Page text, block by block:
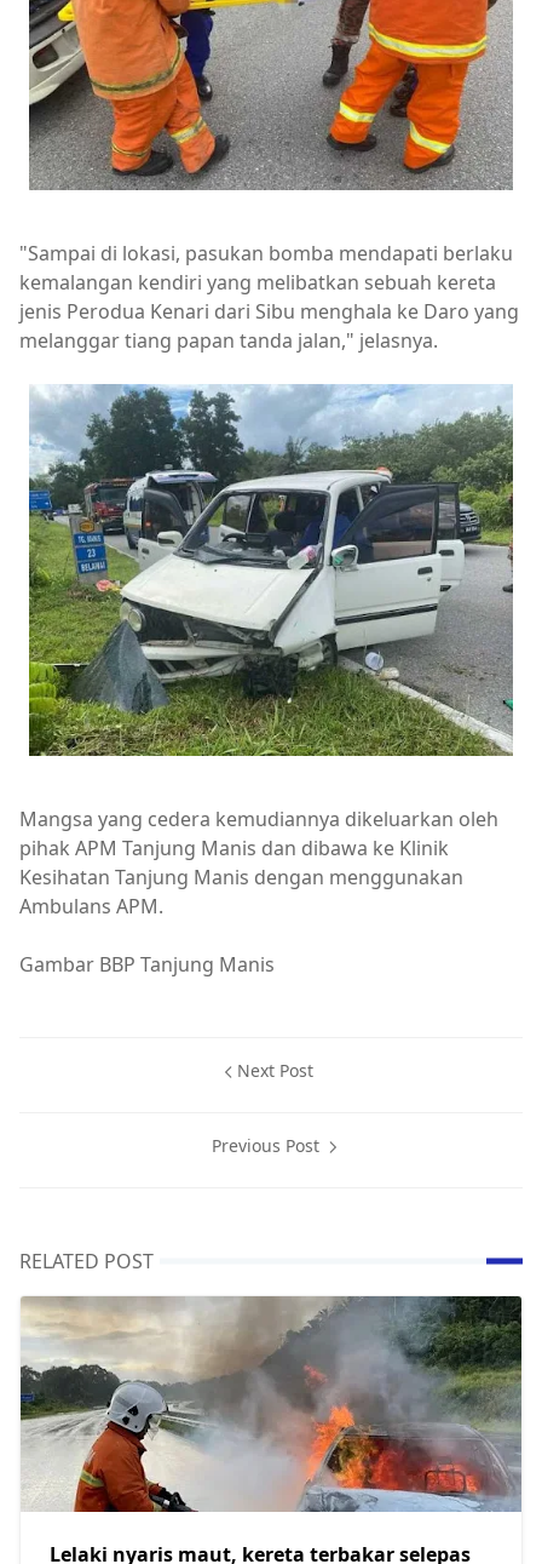
"Sampai di lokasi, pasukan bomba mendapati berlaku
kemalangan kendiri yang melibatkan sebuah kereta
jenis Perodua Kenari dari Sibu menghala ke Daro yang
melanggar tiang papan tanda jalan," jelasnya.
Mangsa yang cedera kemudiannya dikeluarkan oleh
pihak APM Tanjung Manis dan dibawa ke Klinik
Kesihatan Tanjung Manis dengan menggunakan
Ambulans APM.
Gambar BBP Tanjung Manis
Next Post
Previous Post
RELATED POST
Lelaki nyaris maut, kereta terbakar selepas